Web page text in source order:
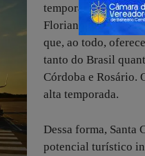
temporada de
Florianópolis.
que, ao todo,
tanto do Brasil
Córdoba e Rosário.
alta temporada.
Dessa forma, Santa
potencial turístico